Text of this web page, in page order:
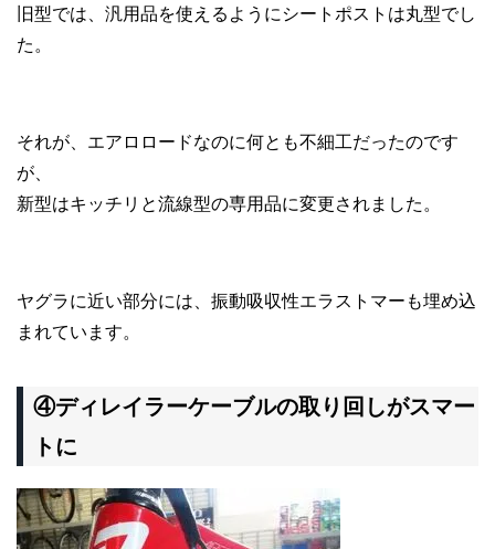
旧型では、汎用品を使えるようにシートポストは丸型でし
た。
それが、エアロロードなのに何とも不細工だったのです
が、
新型はキッチリと流線型の専用品に変更されました。
ヤグラに近い部分には、振動吸収性エラストマーも埋め込
まれています。
④ディレイラーケーブルの取り回しがスマー
トに